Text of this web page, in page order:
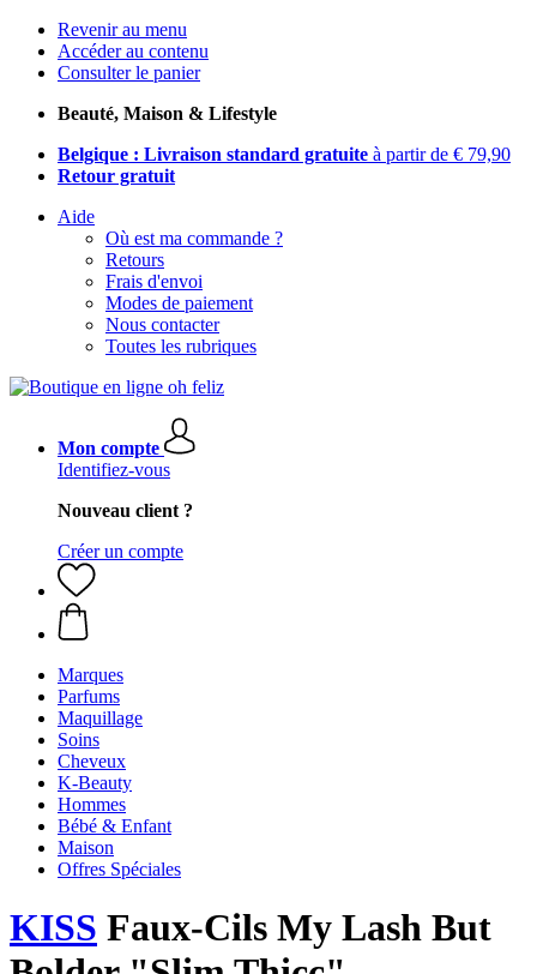
Revenir au menu
Accéder au contenu
Consulter le panier
Beauté, Maison & Lifestyle
Belgique : Livraison standard gratuite à partir de € 79,90
Retour gratuit
Aide
Où est ma commande ?
Retours
Frais d'envoi
Modes de paiement
Nous contacter
Toutes les rubriques
Mon compte
Identifiez-vous
Nouveau client ?
Créer un compte
Marques
Parfums
Maquillage
Soins
Cheveux
K-Beauty
Hommes
Bébé & Enfant
Maison
Offres Spéciales
KISS Faux-Cils My Lash But